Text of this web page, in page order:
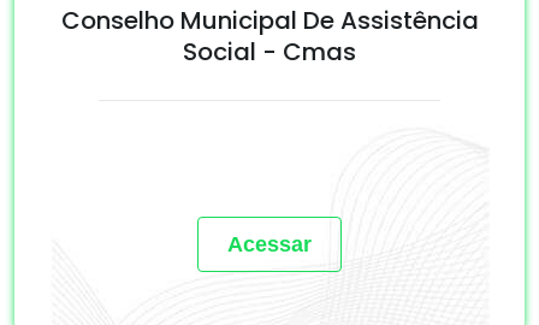
Conselho Municipal De Assistência
Social - Cmas
Acessar